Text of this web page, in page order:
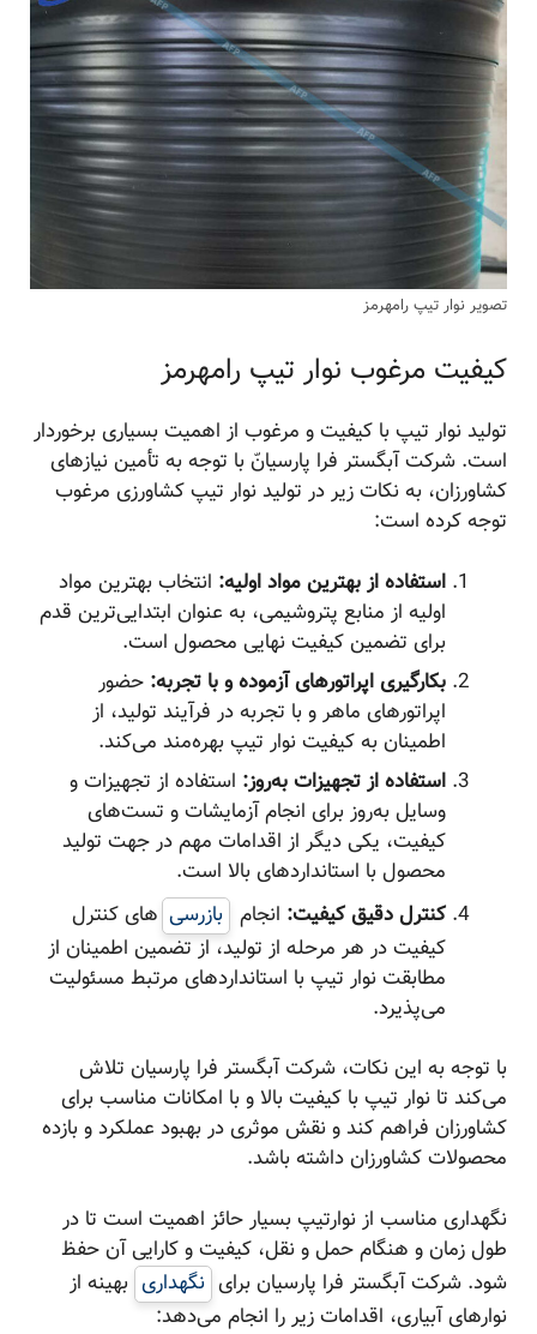
تصویر نوار تیپ رامهرمز
کیفیت مرغوب نوار تیپ رامهرمز
تولید نوار تیپ با کیفیت و مرغوب از اهمیت بسیاری برخوردار
است. شرکت آبگستر فرا پارسیانّ با توجه به تأمین نیازهای
کشاورزان، به نکات زیر در تولید نوار تیپ کشاورزی مرغوب
توجه کرده است:
استفاده از بهترین مواد اولیه:انتخاب بهترین مواد
اولیه از منابع پتروشیمی، به عنوان ابتدایی‌ترین قدم
برای تضمین کیفیت نهایی محصول است.
بکارگیری اپراتورهای آزموده و با تجربه:حضور
اپراتورهای ماهر و با تجربه در فرآیند تولید، از
اطمینان به کیفیت نوار تیپ بهره‌مند می‌کند.
استفاده از تجهیزات به‌روز:استفاده از تجهیزات و
وسایل به‌روز برای انجام آزمایشات و تست‌های
کیفیت، یکی دیگر از اقدامات مهم در جهت تولید
محصول با استانداردهای بالا است.
کنترل دقیق کیفیت:انجام بازرسی‌ های کنترل
کیفیت در هر مرحله از تولید، از تضمین اطمینان از
مطابقت نوار تیپ با استانداردهای مرتبط مسئولیت
می‌پذیرد.
با توجه به این نکات، شرکت آبگستر فرا پارسیان تلاش
می‌کند تا نوار تیپ با کیفیت بالا و با امکانات مناسب برای
کشاورزان فراهم کند و نقش موثری در بهبود عملکرد و بازده
محصولات کشاورزان داشته باشد.
نگهداری مناسب از نوارتیپ بسیار حائز اهمیت است تا در
طول زمان و هنگام حمل و نقل، کیفیت و کارایی آن حفظ
شود. شرکت آبگستر فرا پارسیان برای نگهداری بهینه از
نوارهای آبیاری، اقدامات زیر را انجام می‌دهد: